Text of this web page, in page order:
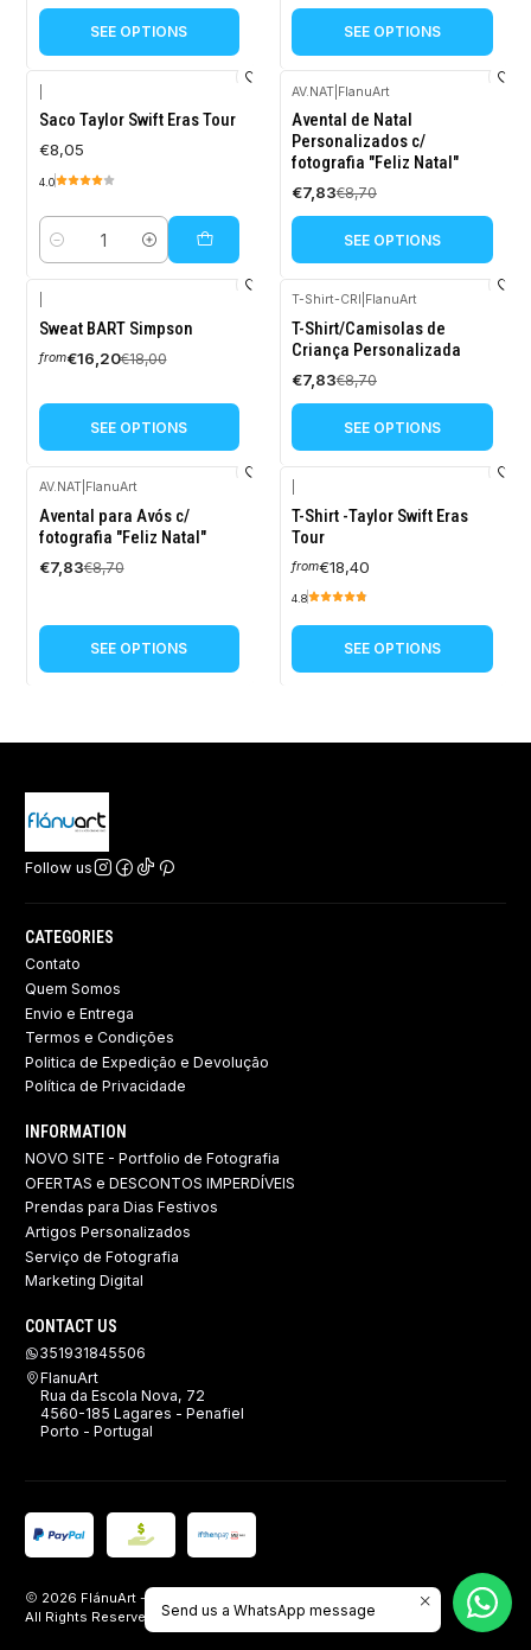
SEE OPTIONS SEE OPTIONS
Saco Taylor Swift Eras Tour
€8,05
4.0
Quantity
-10%
OFF
AV.NAT FlanuArt
Avental de Natal
Personalizados c/
fotografia "Feliz Natal"
€7,83€8,70
SEE OPTIONS
-10%
OFF
Sweat BART Simpson
from€16,20€18,00
SEE OPTIONS
-10%
OFF
T-Shirt-CRI FlanuArt
T-Shirt/Camisolas de
Criança Personalizada
€7,83€8,70
SEE OPTIONS
-10%
OFF
AV.NAT| FlanuArt
Avental para Avós c/
fotografia "Feliz Natal"
€7,83€8,70
SEE OPTIONS
T-Shirt -Taylor Swift Eras
Tour
from€18,40
4.8
SEE OPTIONS
Follow us
CATEGORIES
Contato
Quem Somos
Envio e Entrega
Termos e Condições
Politica de Expedição e Devolução ​
Política de Privacidade
INFORMATION
NOVO SITE - Portfolio de Fotografia
OFERTAS e DESCONTOS IMPERDÍVEIS
Prendas para Dias Festivos
Artigos Personalizados
Serviço de Fotografia
Marketing Digital
CONTACT US
351931845506
FlanuArt
Rua da Escola Nova, 72
4560-185 Lagares - Penafiel
Porto - Portugal
2026 FlánuArt - Brindes, Imagem e Publicidade.
All Rights Reserved. Powered by Jumpseller.
Send us a WhatsApp message